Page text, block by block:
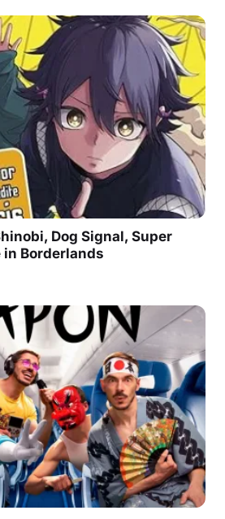
Dog Signal, Super
in Borderlands